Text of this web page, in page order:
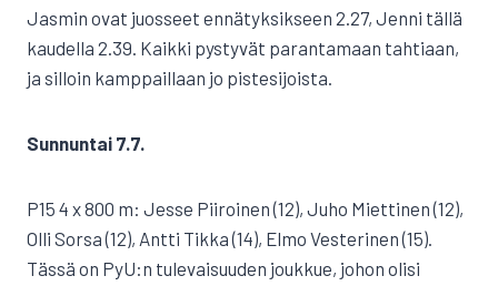
Jasmin ovat juosseet ennätyksikseen 2.27, Jenni tällä
kaudella 2.39. Kaikki pystyvät parantamaan tahtiaan,
ja silloin kamppaillaan jo pistesijoista.
Sunnuntai 7.7.
P15 4 x 800 m: Jesse Piiroinen (12), Juho Miettinen (12),
Olli Sorsa (12), Antti Tikka (14), Elmo Vesterinen (15).
Tässä on PyU:n tulevaisuuden joukkue, johon olisi